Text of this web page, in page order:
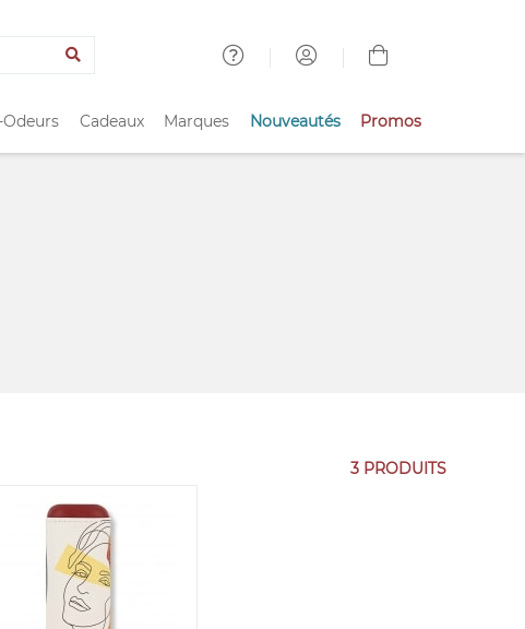
Cadeaux Marques Nouveautés Promos
3 PRODUITS